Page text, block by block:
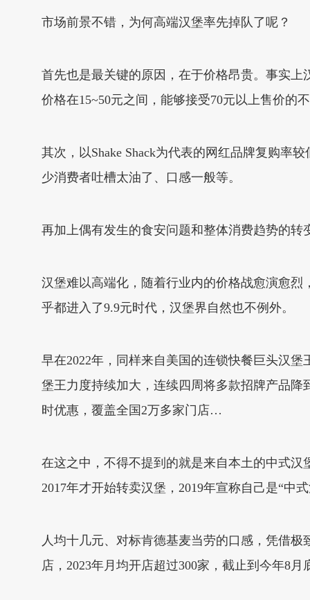
市场前景不错，为何高端汉堡率先掉队了呢？
首先也是最关键的原因，在于价格昂贵。事实
价格在15~50元之间，能够接受70元以上售价的
其次，以Shake Shack为代表的网红品牌复购率
少消费者吐槽太油了、口感一般等。
再加上偶有发生的食安问题和整体消费趋势的
汉堡难以高端化，随着行业内的价格战愈演愈
乎都进入了9.9元时代，汉堡界自然也不例外。
早在2022年，同样来自美国的连锁快餐巨头汉
堡王力度持续加大，连续四周将多款招牌产品降
时优惠，覆盖全国2万多家门店…
在这之中，不得不提到的就是来自本土的中式
2017年才开始转卖汉堡，2019年宣称自己是“中
人均十几元、对标肯德基麦当劳的口感，凭借极
店，2023年月均开店超过300家，截止到今年8